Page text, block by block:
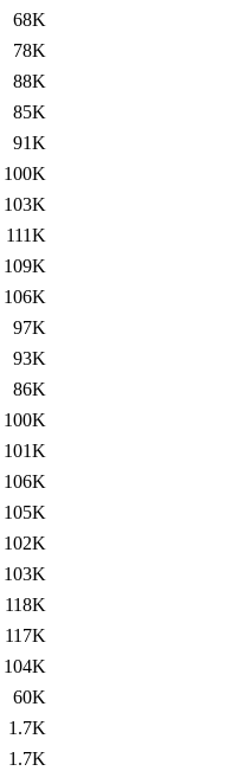
68K
78K
88K
85K
91K
100K
103K
111K
109K
106K
97K
93K
86K
100K
101K
106K
105K
102K
103K
118K
117K
104K
60K
1.7K
1.7K